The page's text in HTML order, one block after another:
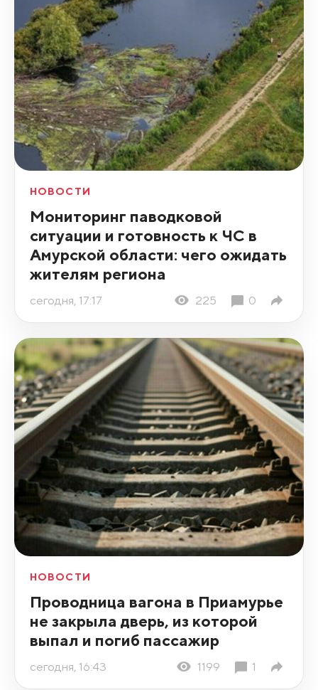
НОВОСТИ
Мониторинг паводковой
ситуации и готовность к ЧС в
Амурской области: чего ожидать
жителям региона
сегодня, 17:17 225 0
НОВОСТИ
Проводница вагона в Приамурье
не закрыла дверь, из которой
выпал и погиб пассажир
сегодня, 16:43 1199 1